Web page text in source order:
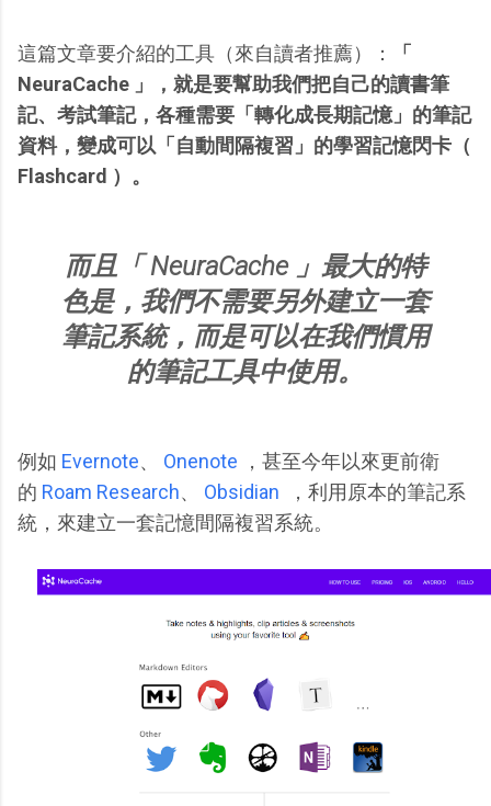
這篇文章要介紹的工具（來自讀者推薦）：
「
NeuraCache 」，就是要幫助我們把自己的讀書筆
記、考試筆記，各種需要「轉化成長期記憶」的筆記
資料，變成可以「自動間隔複習」的學習記憶閃卡（
Flashcard ）。
而且「 NeuraCache 」最大的特
色是，我們不需要另外建立一套
筆記系統，而是可以在我們慣用
的筆記工具中使用。
例如 Evernote、 Onenote
，甚至今年以來更前衛
的 Roam Research、 Obsidian
，利用原本的筆記系
統，來建立一套記憶間隔複習系統。